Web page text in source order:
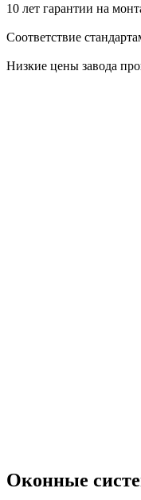
10 лет гарантии на
Соответствие
Низкие цены завода
Оконные